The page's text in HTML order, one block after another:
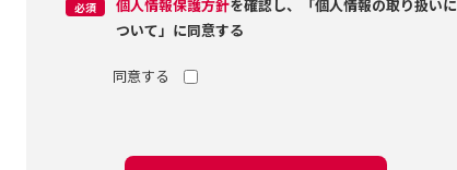
個人情報保護方針を確認し、「個人情報の取り扱いに
ついて」に同意する